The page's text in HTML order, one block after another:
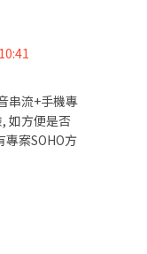
串流+手機專
如方便是否
案SOHO方